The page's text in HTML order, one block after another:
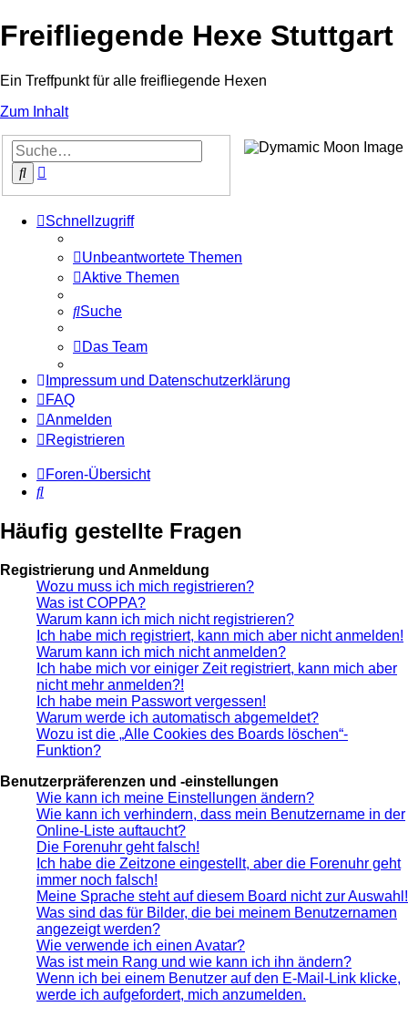
Freifliegende Hexe Stuttgart
Ein Treffpunkt für alle freifliegende Hexen
Zum Inhalt
Suche
Schnellzugriff
Unbeantwortete Themen
Aktive Themen
Suche
Das Team
Impressum und Datenschutzerklärung
FAQ
Anmelden
Registrieren
Foren-Übersicht
Suche
Häufig gestellte Fragen
Registrierung und Anmeldung
Wozu muss ich mich registrieren?
Was ist COPPA?
Warum kann ich mich nicht registrieren?
Ich habe mich registriert, kann mich aber nicht anmelden!
Warum kann ich mich nicht anmelden?
Ich habe mich vor einiger Zeit registriert, kann mich aber
nicht mehr anmelden?!
Ich habe mein Passwort vergessen!
Warum werde ich automatisch abgemeldet?
Wozu ist die „Alle Cookies des Boards löschen“-
Funktion?
Benutzerpräferenzen und -einstellungen
Wie kann ich meine Einstellungen ändern?
Wie kann ich verhindern, dass mein Benutzername in der
Online-Liste auftaucht?
Die Forenuhr geht falsch!
Ich habe die Zeitzone eingestellt, aber die Forenuhr geht
immer noch falsch!
Meine Sprache steht auf diesem Board nicht zur Auswahl!
Was sind das für Bilder, die bei meinem Benutzernamen
angezeigt werden?
Wie verwende ich einen Avatar?
Was ist mein Rang und wie kann ich ihn ändern?
Wenn ich bei einem Benutzer auf den E-Mail-Link klicke,
werde ich aufgefordert, mich anzumelden.